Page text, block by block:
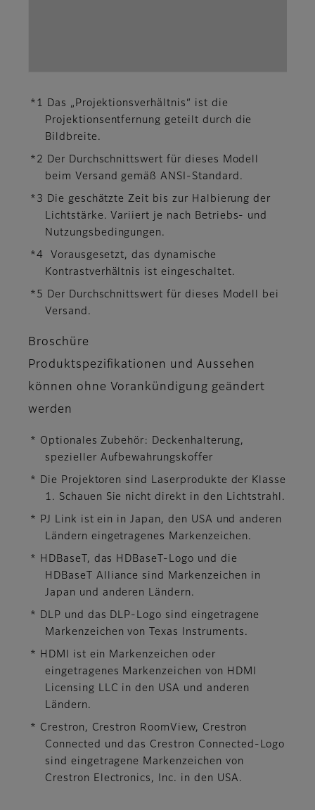
*1 Das „Projektionsverhältnis“ ist die
Projektionsentfernung geteilt durch die
Bildbreite.
*2 Der Durchschnittswert für dieses Modell
beim Versand gemäß ANSI-Standard.
*3 Die geschätzte Zeit bis zur Halbierung der
Lichtstärke. Variiert je nach Betriebs- und
Nutzungsbedingungen.
*4 Vorausgesetzt, das dynamische
Kontrastverhältnis ist eingeschaltet.
*5 Der Durchschnittswert für dieses Modell bei
Versand.
Broschüre
Produktspezifikationen und Aussehen
können ohne Vorankündigung geändert
werden
* Optionales Zubehör: Deckenhalterung,
spezieller Aufbewahrungskoffer
* Die Projektoren sind Laserprodukte der Klasse
1. Schauen Sie nicht direkt in den Lichtstrahl.
* PJ Link ist ein in Japan, den USA und anderen
Ländern eingetragenes Markenzeichen.
* HDBaseT, das HDBaseT-Logo und die
HDBaseT Alliance sind Markenzeichen in
Japan und anderen Ländern.
* DLP und das DLP-Logo sind eingetragene
Markenzeichen von Texas Instruments.
* HDMI ist ein Markenzeichen oder
eingetragenes Markenzeichen von HDMI
Licensing LLC in den USA und anderen
Ländern.
* Crestron, Crestron RoomView, Crestron
Connected und das Crestron Connected-Logo
sind eingetragene Markenzeichen von
Crestron Electronics, Inc. in den USA.